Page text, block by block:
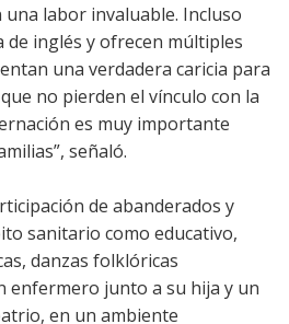
una labor invaluable. Incluso
inglés y ofrecen múltiples
una verdadera caricia para
no pierden el vínculo con la
es muy importante
señaló.
de abanderados y
sanitario como educativo,
danzas folklóricas
enfermero junto a su hija y un
en un ambiente